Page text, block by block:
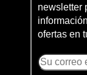
newsletter
ofertas en